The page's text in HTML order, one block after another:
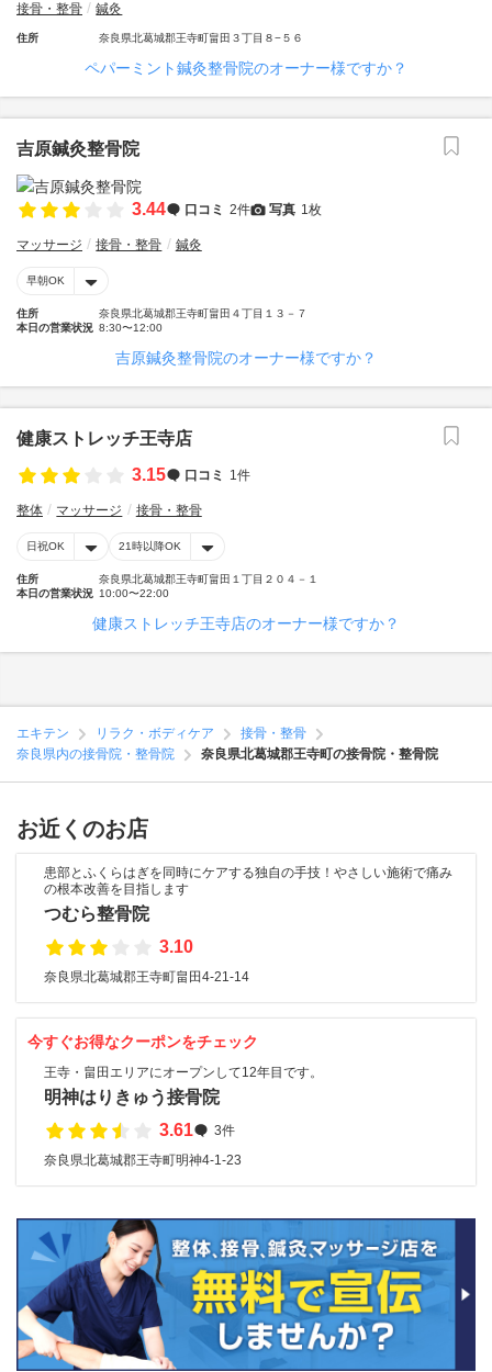
接骨・整骨 鍼灸
住所 奈良県北葛城郡王寺町畠田３丁目８−５６
ペパーミント鍼灸整骨院のオーナー様ですか？
吉原鍼灸整骨院
3.44 口コミ 2件 写真 1枚
マッサージ 接骨・整骨 鍼灸
早朝OK
住所
奈良県北葛城郡王寺町畠田４丁目１３－７
本日の営業状況 8:30〜12:00
吉原鍼灸整骨院のオーナー様ですか？
健康ストレッチ王寺店
3.15
口コミ 1件
整体 マッサージ 接骨・整骨
日祝OK 21時以降OK
住所
奈良県北葛城郡王寺町畠田１丁目２０４－１
本日の営業状況 10:00〜22:00
健康ストレッチ王寺店のオーナー様ですか？
エキテン リラク・ボディケア
接骨・整骨
奈良県内の接骨院・整骨院
奈良県北葛城郡王寺町の接骨院・整骨院
お近くのお店
患部とふくらはぎを同時にケアする独自の手技！やさしい施術で痛み
の根本改善を目指します
つむら整骨院
3.10
奈良県北葛城郡王寺町畠田4-21-14
今すぐお得なクーポンをチェック
王寺・畠田エリアにオープンして12年目です。
明神はりきゅう接骨院
3.61
3件
奈良県北葛城郡王寺町明神4-1-23